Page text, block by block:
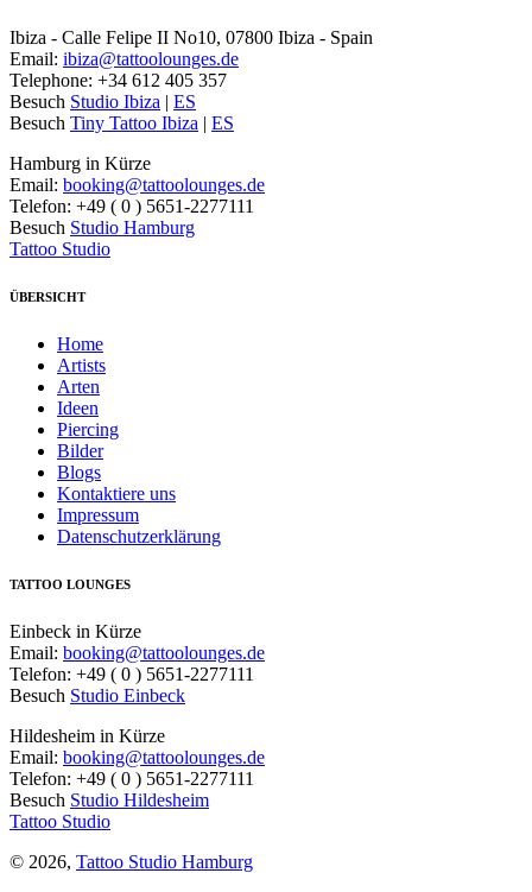
Ibiza - Calle Felipe II No10, 07800 Ibiza - Spain
Email: ibiza@tattoolounges.de
Telephone: +34 612 405 357
Besuch Studio Ibiza | ES
Besuch Tiny Tattoo Ibiza | ES
Hamburg in Kürze
Email: booking@tattoolounges.de
Telefon: +49 ( 0 ) 5651-2277111
Besuch Studio Hamburg
Tattoo Studio
ÜBERSICHT
Home
Artists
Arten
Ideen
Piercing
Bilder
Blogs
Kontaktiere uns
Impressum
Datenschutzerklärung
TATTOO LOUNGES
Einbeck in Kürze
Email: booking@tattoolounges.de
Telefon: +49 ( 0 ) 5651-2277111
Besuch Studio Einbeck
Hildesheim in Kürze
Email: booking@tattoolounges.de
Telefon: +49 ( 0 ) 5651-2277111
Besuch Studio Hildesheim
Tattoo Studio
© 2026, Tattoo Studio Hamburg